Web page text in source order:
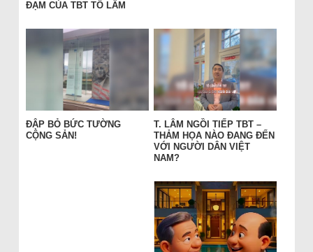
ĐẠM CỦA TBT TÔ LÂM
ĐẬP BỎ BỨC TƯỜNG
CỘNG SẢN!
T. LÂM NGỒI TIẾP TBT –
THẢM HỌA NÀO ĐANG ĐẾN
VỚI NGƯỜI DÂN VIỆT
NAM?